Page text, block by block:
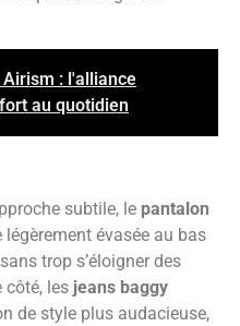
: l'alliance
au quotidien
subtile, le pantalon
légèrement évasée au bas
trop s’éloigner des
côté, les jeans baggy
de style plus audacieuse,